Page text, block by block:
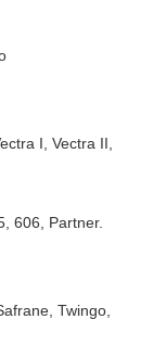
I, Vectra II,
606, Partner.
Twingo,